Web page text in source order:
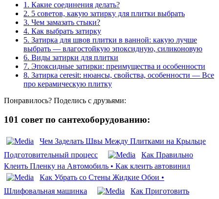
1. Какие соединения делать?
2. 5 советов, какую затирку для плитки выбрать
3. Чем замазать стыки?
4. Как выбрать затирку
5. Затирка для швов плитки в ванной: какую лучше
выбрать — влагостойкую эпоксидную, силиконовую
6. Виды затирки для плитки
7. Эпоксидные затирки: преимущества и особенности
8. Затирка ceresit: нюансы, свойства, особенности — Все
про керамическую плитку
Понравилось? Поделись с друзьями:
101 совет по сантехоборудованию:
Чем Заделать Швы Между Плитками на Крыльце
Подготовительный процесс
Как Правильно
Клеить Пленку на Автомобиль • Как клеить автовинил
Как Убрать со Стены Жидкие Обои •
Шлифовальная машинка
Как Приготовить